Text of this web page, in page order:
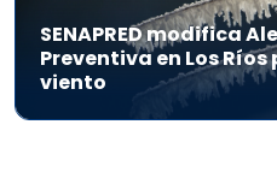
SENAPRED modifica
Preventiva en Los
viento